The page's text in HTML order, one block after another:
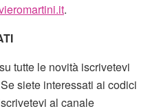
.
tutte le novità iscrivetevi
siete interessati ai codici
al canale